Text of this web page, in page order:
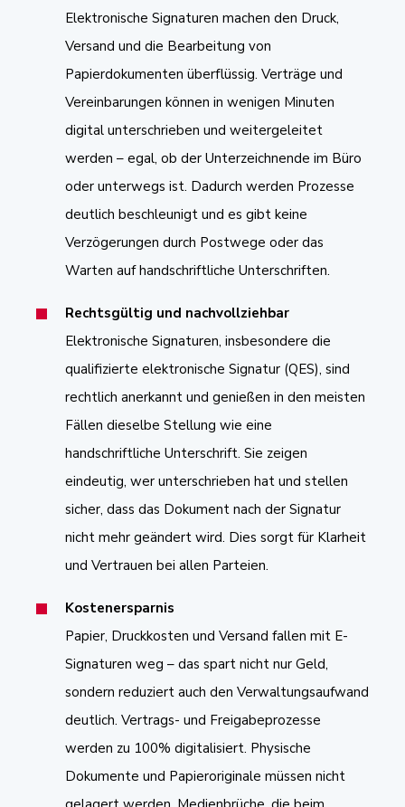
Elektronische Signaturen machen den Druck,
Versand und die Bearbeitung von
Papierdokumenten überflüssig. Verträge und
Vereinbarungen können in wenigen Minuten
digital unterschrieben und weitergeleitet
werden – egal, ob der Unterzeichnende im Büro
oder unterwegs ist. Dadurch werden Prozesse
deutlich beschleunigt und es gibt keine
Verzögerungen durch Postwege oder das
Warten auf handschriftliche Unterschriften.
Rechtsgültig und nachvollziehbar
Elektronische Signaturen, insbesondere die
qualifizierte elektronische Signatur (QES), sind
rechtlich anerkannt und genießen in den meisten
Fällen dieselbe Stellung wie eine
handschriftliche Unterschrift. Sie zeigen
eindeutig, wer unterschrieben hat und stellen
sicher, dass das Dokument nach der Signatur
nicht mehr geändert wird. Dies sorgt für Klarheit
und Vertrauen bei allen Parteien.
Kostenersparnis
Papier, Druckkosten und Versand fallen mit E-
Signaturen weg – das spart nicht nur Geld,
sondern reduziert auch den Verwaltungsaufwand
deutlich. Vertrags- und Freigabeprozesse
werden zu 100% digitalisiert. Physische
Dokumente und Papieroriginale müssen nicht